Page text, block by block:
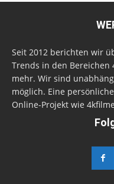
Seit 2012 berichten wir
Trends in den Bereichen
mehr. Wir sind
möglich. Eine
Online-Projekt wie